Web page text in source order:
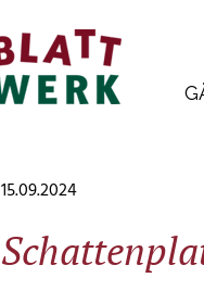
15.09.2024